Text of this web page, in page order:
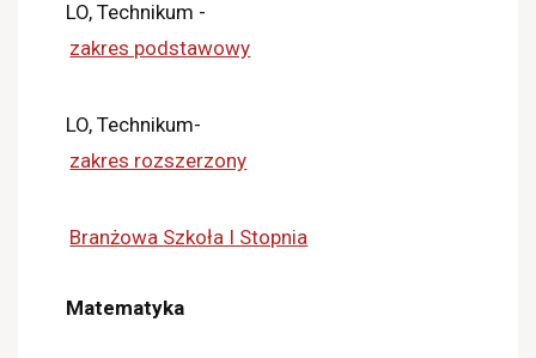
LO, Technikum -
zakres podstawowy
LO, Technikum-
zakres rozszerzony
Branżowa Szkoła I Stopnia
Matematyka